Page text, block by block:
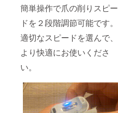
簡単操作で爪の削りスピー
ドを２段階調節可能です。
適切なスピードを選んで、
より快適にお使いくださ
い。